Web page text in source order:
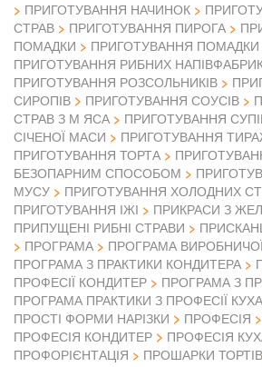
ПРИГОТУВАННЯ НАЧИНОК
СТРАВ
ПРИГОТУВАННЯ ПИРОГА
ПОМАДКИ
ПРИГОТУВАННЯ ПОМАДКИ
ПРИГОТУВАННЯ РИБНИХ
ПРИГОТУВАННЯ РОЗСОЛЬНИКІВ
СИРОПІВ
ПРИГОТУВАННЯ СОУСІВ
СТРАВ З М ЯСА
ПРИГОТУВАННЯ
СІЧЕНОЇ МАСИ
ПРИГОТУВАННЯ
ПРИГОТУВАННЯ ТОРТА
БЕЗОПАРНИМ СПОСОБОМ
МУСУ
ПРИГОТУВАННЯ ХОЛОДНИХ
ПРИГОТУВАННЯ ІЖІ
ПРИКРАСИ З
ПРИПУЩЕНІ РИБНІ СТРАВИ
ПРОГРАМА
ПРОГРАМА
ПРОГРАМА З ПРАКТИКИ КОНДИТЕРА
ПРОФЕСІЇ КОНДИТЕР
ПРОГРАМА З
ПРОГРАМА ПРАКТИКИ З ПРОФЕСІЇ
ПРОСТІ ФОРМИ НАРІЗКИ
ПРОФЕСІЯ
ПРОФЕСІЯ КОНДИТЕР
ПРОФЕСІЯ
ПРОФОРІЄНТАЦІЯ
ПРОШАРКИ ТОРТІВ